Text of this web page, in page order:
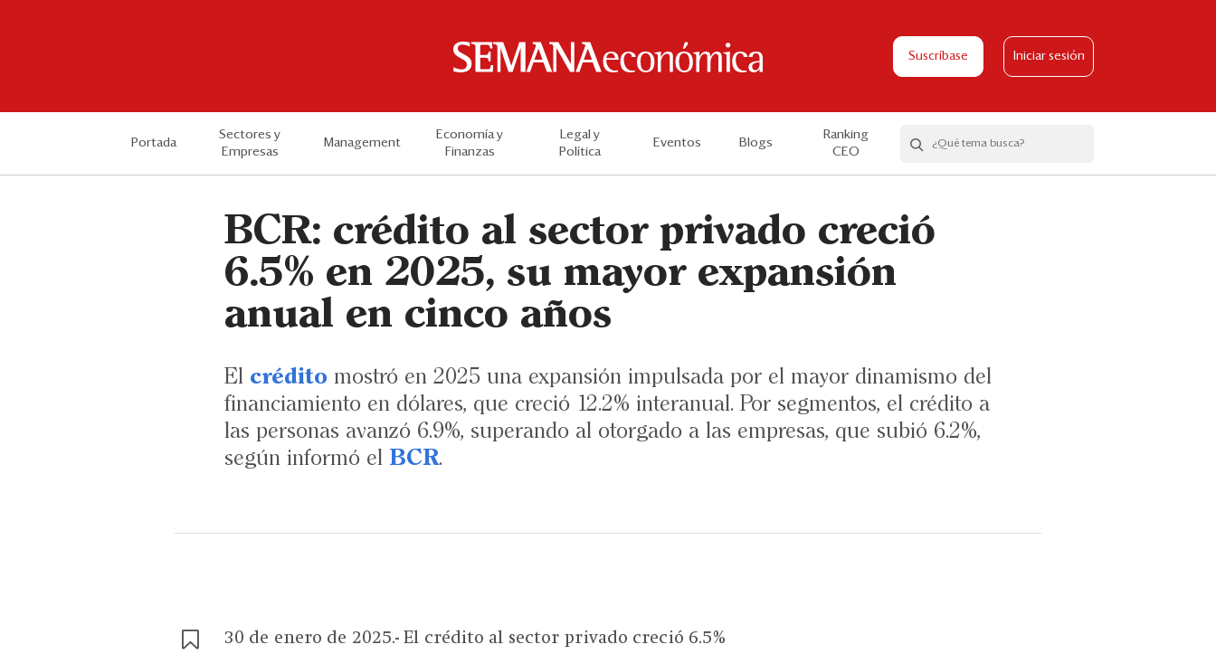
Suscríbase Iniciar sesión
Portada
Sectores y
Empresas
Management
Economía y
Finanzas
Legal y
Política
Eventos Blogs
Ranking
CEO
BCR: crédito al sector privado creció
6.5% en 2025, su mayor expansión
anual en cinco años
El crédito mostró en 2025 una expansión impulsada por el mayor dinamismo del
financiamiento en dólares, que creció 12.2% interanual. Por segmentos, el crédito a
las personas avanzó 6.9%, superando al otorgado a las empresas, que subió 6.2%,
según informó el BCR.
30 de enero de 2025.- El crédito al sector privado creció 6.5%